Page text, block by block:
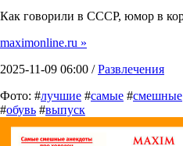
Как говорили в СССР, юмор в
maximonline.ru »
2025-11-09 06:00 /Развлечения
Фото: #лучшие #самые #смешные
#обувь #выпуск